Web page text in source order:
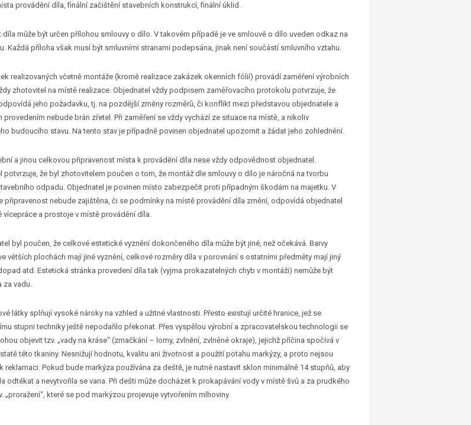
provádění díla, finální začištění stavebních konstrukcí, finální úklid.
díla může být určen přílohou smlouvy o dílo. V takovém případě je ve smlouvě o dílo uveden odkaz na
Každá příloha však musí být smluvními stranami podepsána, jinak není součástí smluvního vztahu.
realizovaných včetně montáže (kromě realizace zakázek okenních fólií) provádí zaměření výrobních
zhotovitel na místě realizace. Objednatel vždy podpisem zaměřovacího protokolu potvrzuje, že
jeho požadavku, tj. na pozdější změny rozměrů, či konflikt mezi představou objednatele a
provedením nebude brán zřetel. Při zaměření se vždy vychází ze situace na místě, a nikoliv
budoucího stavu. Na tento stav je případně povinen objednatel upozornit a žádat jeho zohlednění.
a jinou celkovou připravenost místa k provádění díla nese vždy odpovědnost objednatel.
potvrzuje, že byl zhotovitelem poučen o tom, že montáž dle smlouvy o dílo je náročná na tvorbu
odpadu. Objednatel je povinen místo zabezpečit proti případným škodám na majetku. V
připravenost nebude zajištěna, či se podmínky na místě provádění díla změní, odpovídá objednatel
vícepráce a prostoje v místě provádění díla.
byl poučen, že celkové estetické vyznění dokončeného díla může být jiné, než očekává. Barvy
větších plochách mají jiné vyznění, celkové rozměry díla v porovnání s ostatními předměty mají jiný
atd. Estetická stránka provedení díla tak (vyjma prokazatelných chyb v montáži) nemůže být
za vadu.
látky splňují vysoké nároky na vzhled a užitné vlastnosti. Přesto existují určité hranice, jež se
stupni techniky ještě nepodařilo překonat. Přes vyspělou výrobní a zpracovatelskou technologii se
objevit tzv. „vady na kráse“ (zmačkání – lomy, zvlnění, zvlněné okraje), jejichž příčina spočívá v
této tkaniny. Nesnižují hodnotu, kvalitu ani životnost a použití potahu markýzy, a proto nejsou
reklamaci. Pokud bude markýza používána za deště, je nutné nastavit sklon minimálně 14 stupňů, aby
odtékat a nevytvořila se vana. Při dešti může docházet k prokapávání vody v místě švů a za prudkého
„proražení“, které se pod markýzou projevuje vytvořením mlhoviny.